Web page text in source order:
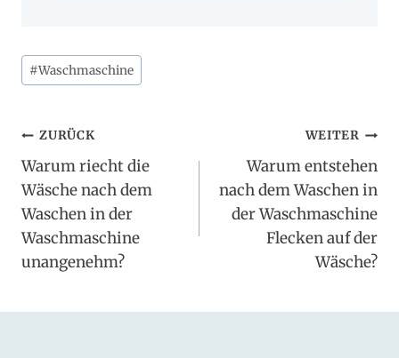
Schlagworte:
#Waschmaschine
Beitragsnavigation
ZURÜCK
Warum riecht die
Wäsche nach dem
Waschen in der
Waschmaschine
unangenehm?
WEITER
Warum entstehen
nach dem Waschen in
der Waschmaschine
Flecken auf der
Wäsche?